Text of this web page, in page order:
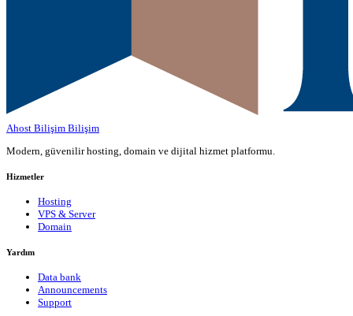
Ahost Bilişim Bilişim
Modern, güvenilir hosting, domain ve dijital hizmet platformu.
Hizmetler
Hosting
VPS & Server
Domain
Yardım
Data bank
Announcements
Support